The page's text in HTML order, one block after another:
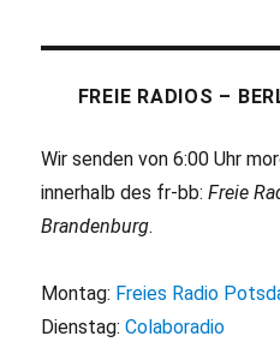
FREIE RADIOS –
Wir senden von 6:00 Uhr
innerhalb des fr-bb:Freie
Brandenburg.
Montag: Freies Radio
Dienstag:Colaboradio